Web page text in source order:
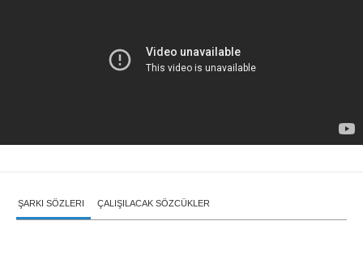
ŞARKI SÖZLERI ÇALIŞILACAK SÖZCÜKLER